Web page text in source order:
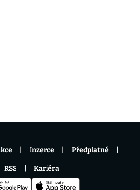
Inzerce Předplatné
RSS Kariéra